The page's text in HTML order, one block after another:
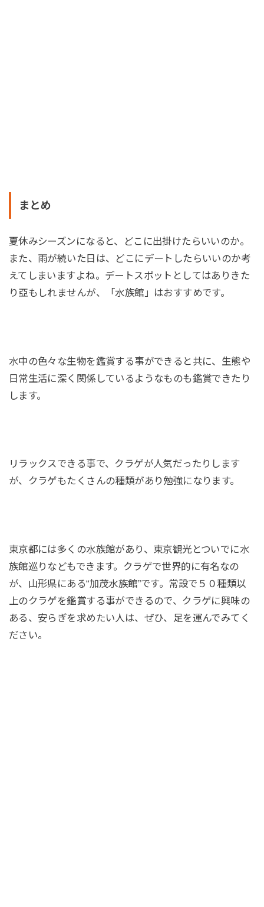
まとめ
夏休みシーズンになると、どこに出掛けたらいいのか。
また、雨が続いた日は、どこにデートしたらいいのか考
えてしまいますよね。デートスポットとしてはありきた
り亞もしれませんが、「水族館」はおすすめです。
水中の色々な生物を鑑賞する事ができると共に、生態や
日常生活に深く関係しているようなものも鑑賞できたり
します。
リラックスできる事で、クラゲが人気だったりします
が、クラゲもたくさんの種類があり勉強になります。
東京都には多くの水族館があり、東京観光とついでに水
族館巡りなどもできます。クラゲで世界的に有名なの
が、山形県にある“加茂水族館”です。常設で５０種類以
上のクラゲを鑑賞する事ができるので、クラゲに興味の
ある、安らぎを求めたい人は、ぜひ、足を運んでみてく
ださい。